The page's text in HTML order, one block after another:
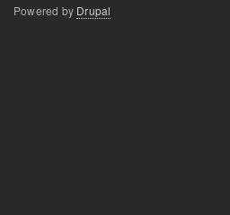
Powered by Drupal